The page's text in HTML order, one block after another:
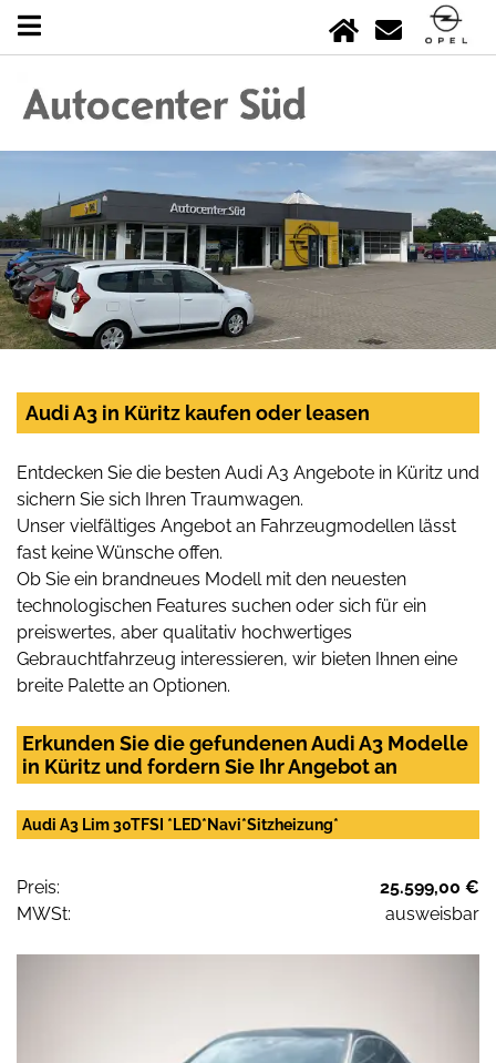
Audi A3 in Küritz kaufen oder leasen
Entdecken Sie die besten Audi A3 Angebote in Küritz und
sichern Sie sich Ihren Traumwagen.
Unser vielfältiges Angebot an Fahrzeugmodellen lässt
fast keine Wünsche offen.
Ob Sie ein brandneues Modell mit den neuesten
technologischen Features suchen oder sich für ein
preiswertes, aber qualitativ hochwertiges
Gebrauchtfahrzeug interessieren, wir bieten Ihnen eine
breite Palette an Optionen.
Erkunden Sie die gefundenen Audi A3 Modelle
in Küritz und fordern Sie Ihr Angebot an
Audi A3 Lim 30TFSI *LED*Navi*Sitzheizung*
Preis:
25.599,00 €
MWSt:
ausweisbar